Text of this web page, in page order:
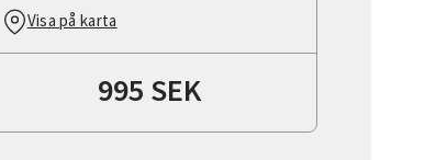
Visa på karta
995 SEK